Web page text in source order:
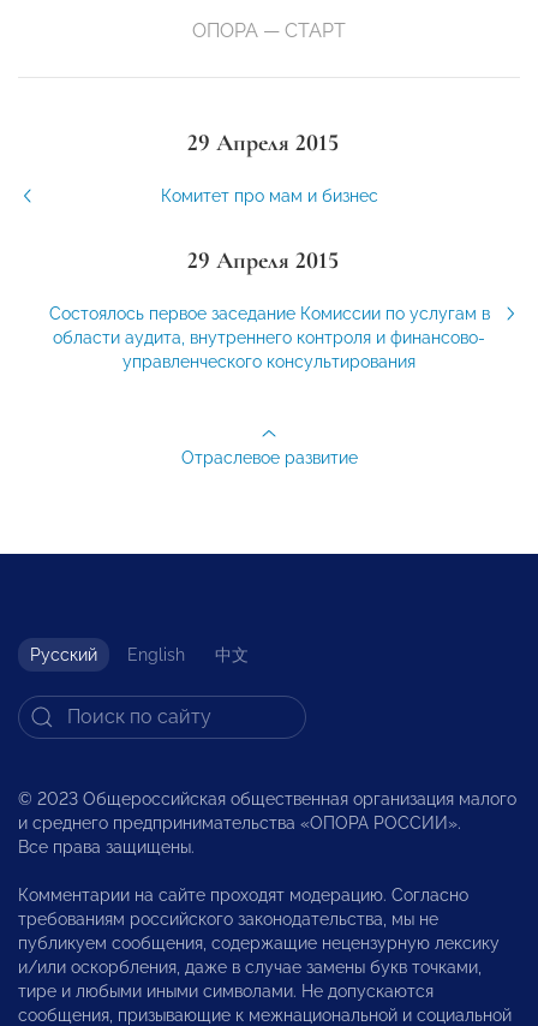
ОПОРА — СТАРТ
29 Апреля 2015
Комитет про мам и бизнес
29 Апреля 2015
Cостоялось первое заседание Комиссии по услугам в
области аудита, внутреннего контроля и финансово-
управленческого консультирования
Отраслевое развитие
Русский English 中文
© 2023 Общероссийская общественная организация малого
и среднего предпринимательства «ОПОРА РОССИИ».
Все права защищены.
Комментарии на сайте проходят модерацию. Согласно
требованиям российского законодательства, мы не
публикуем сообщения, содержащие нецензурную лексику
и/или оскорбления, даже в случае замены букв точками,
тире и любыми иными символами. Не допускаются
сообщения, призывающие к межнациональной и социальной